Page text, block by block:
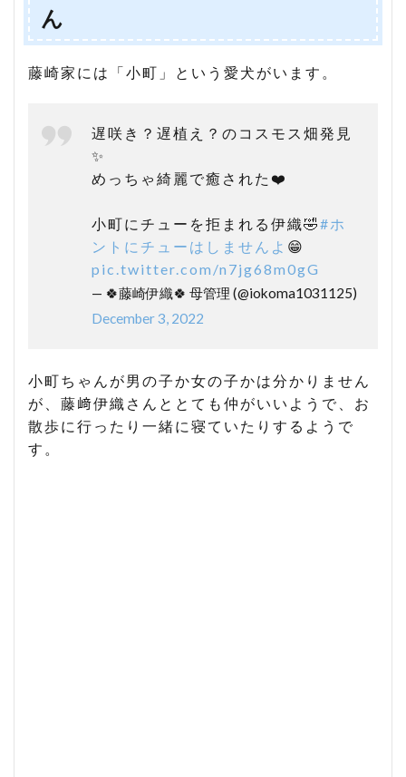
ん
藤崎家には「小町」という愛犬がいます。
遅咲き？遅植え？のコスモス畑発見
✨
めっちゃ綺麗で癒された❤️
小町にチューを拒まれる伊織🤣#ホ
ントにチューはしませんよ 😁
pic.twitter.com/n7jg68m0gG
— 🍀藤崎伊織🍀 母管理 (@iokoma1031125)
December 3, 2022
小町ちゃんが男の子か女の子かは分かりません
が、藤﨑伊織さんととても仲がいいようで、お
散歩に行ったり一緒に寝ていたりするようで
す。